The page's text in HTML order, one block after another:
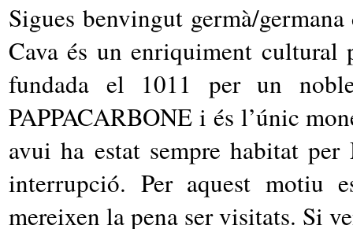
Sigues benvingut germà/
Cava és un enriquiment
fundada el 1011 per un
PAPPACARBONE i és l’únic
avui ha estat sempre habitat
interrupció. Per aquest motiu
mereixen la pena ser visitats. Si